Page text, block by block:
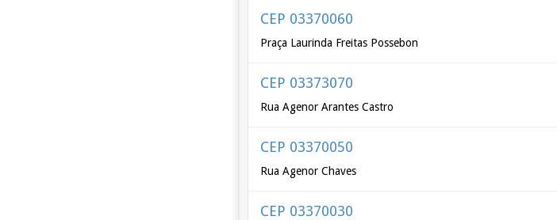
CEP 03370060
Praça Laurinda Freitas Possebon
CEP 03373070
Rua Agenor Arantes Castro
CEP 03370050
Rua Agenor Chaves
CEP 03370030